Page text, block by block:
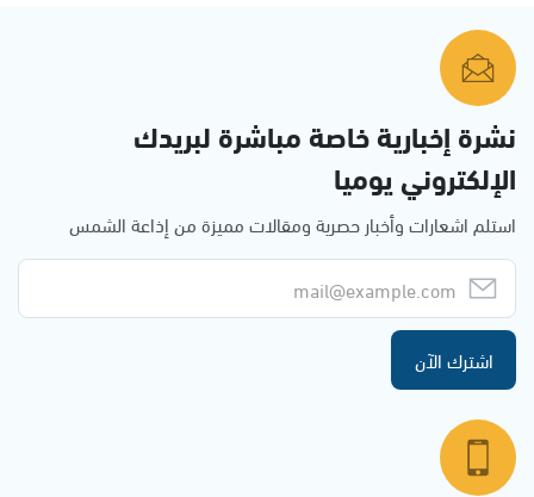
نشرة إخبارية خاصة مباشرة لبريدك
الإلكتروني يوميا
استلم اشعارات وأخبار حصرية ومقالات مميزة من إذاعة الشمس
اشترك الآن